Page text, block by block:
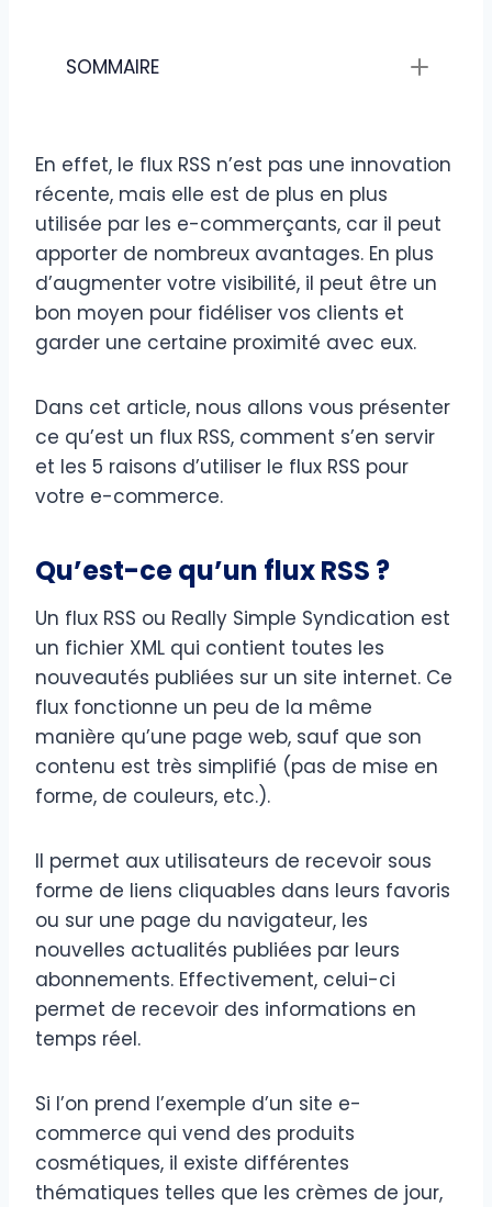
SOMMAIRE
En effet, le flux RSS n’est pas une innovation
récente, mais elle est de plus en plus
utilisée par les e-commerçants, car il peut
apporter de nombreux avantages. En plus
d’augmenter votre visibilité, il peut être un
bon moyen pour fidéliser vos clients et
garder une certaine proximité avec eux.
Dans cet article, nous allons vous présenter
ce qu’est un flux RSS, comment s’en servir
et les 5 raisons d’utiliser le flux RSS pour
votre e-commerce.
Qu’est-ce qu’un flux RSS ?
Un flux RSS ou Really Simple Syndication est
un fichier XML qui contient toutes les
nouveautés publiées sur un site internet. Ce
flux fonctionne un peu de la même
manière qu’une page web, sauf que son
contenu est très simplifié (pas de mise en
forme, de couleurs, etc.).
Il permet aux utilisateurs de recevoir sous
forme de liens cliquables dans leurs favoris
ou sur une page du navigateur, les
nouvelles actualités publiées par leurs
abonnements. Effectivement, celui-ci
permet de recevoir des informations en
temps réel.
Si l’on prend l’exemple d’un site e-
commerce qui vend des produits
cosmétiques, il existe différentes
thématiques telles que les crèmes de jour,